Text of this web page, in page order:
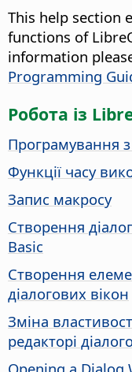
This help section
functions of
information
Programming
Робота із
Програмування
Функції часу
Запис макросу
Створення
Basic
Створення
діалогових вікон
Зміна
редакторі